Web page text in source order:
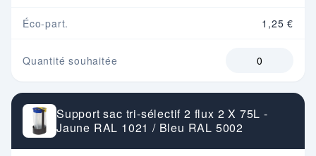
Éco-part. 1,25 €
Quantité souhaitée
Support sac tri-sélectif 2 flux 2 X 75L -
Jaune RAL 1021 / Bleu RAL 5002